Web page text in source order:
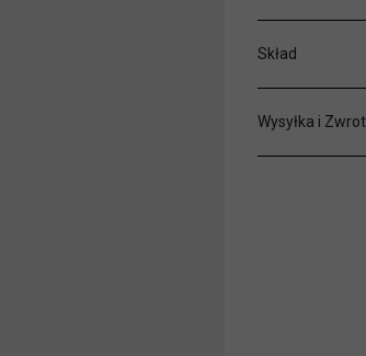
Skład
Wysyłka i